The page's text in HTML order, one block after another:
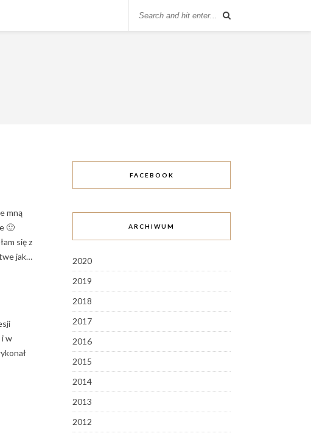
mną
🙂
się z
jak…
i w
FACEBOOK
ARCHIWUM
2020
2019
2018
2017
2016
2015
2014
2013
2012